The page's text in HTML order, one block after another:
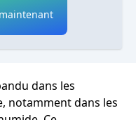
dans les
notamment dans les